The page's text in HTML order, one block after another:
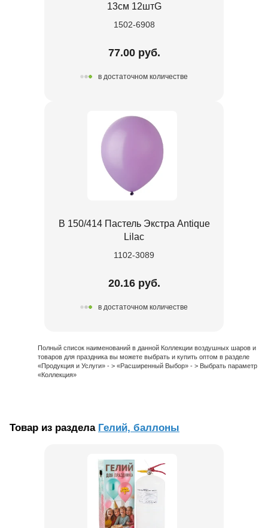
13см 12штG
1502-6908
77.00 руб.
в достаточном количестве
В 150/414 Пастель Экстра Antique
Lilac
1102-3089
20.16 руб.
в достаточном количестве
Полный список наименований в данной Коллекции воздушных шаров и
товаров для праздника вы можете выбрать и купить оптом в разделе
«Продукция и Услуги» - > «Расширенный Выбор» - > Выбрать параметр
«Коллекция»
Товар из раздела Гелий, баллоны